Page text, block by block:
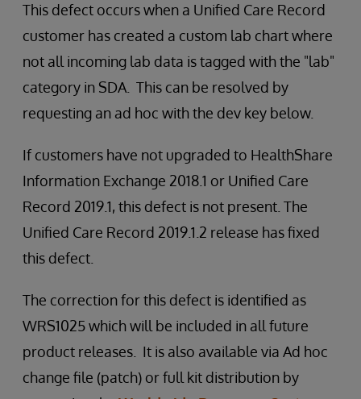
This defect occurs when a Unified Care Record
customer has created a custom lab chart where
not all incoming lab data is tagged with the "lab"
category in SDA. This can be resolved by
requesting an ad hoc with the dev key below.
If customers have not upgraded to HealthShare
Information Exchange 2018.1 or Unified Care
Record 2019.1, this defect is not present. The
Unified Care Record 2019.1.2 release has fixed
this defect.
The correction for this defect is identified as
WRS1025 which will be included in all future
product releases. It is also available via Ad hoc
change file (patch) or full kit distribution by